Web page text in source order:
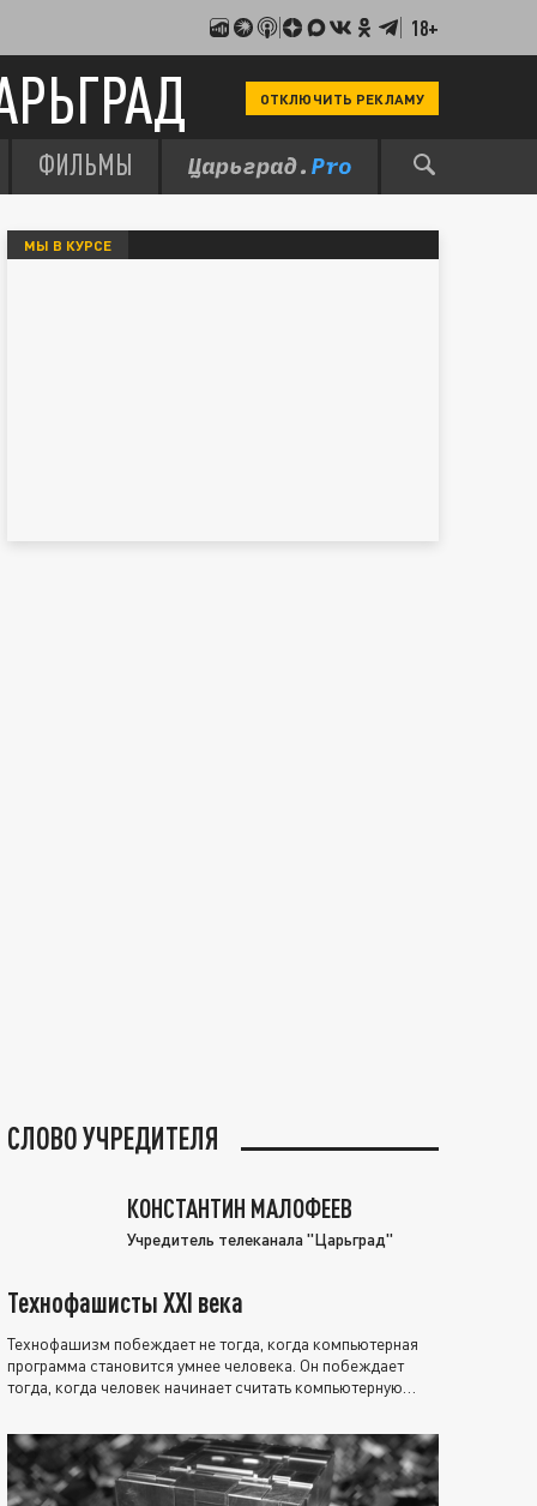
18+
ОТКЛЮЧИТЬ РЕКЛАМУ
ФИЛЬМЫ
МЫ В КУРСЕ
СЛОВО УЧРЕДИТЕЛЯ
КОНСТАНТИН МАЛОФЕЕВ
Учредитель телеканала "Царьград"
Технофашисты XXI века
Технофашизм побеждает не тогда, когда компьютерная
программа становится умнее человека. Он побеждает
тогда, когда человек начинает считать компьютерную